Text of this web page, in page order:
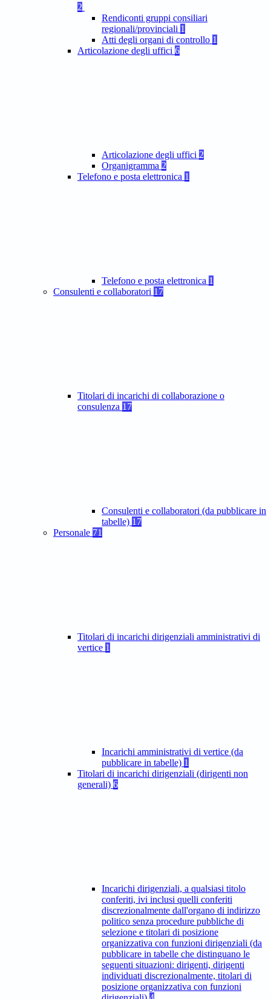
2
Rendiconti gruppi consiliari
regionali/provinciali 1
Atti degli organi di controllo 1
Articolazione degli uffici 6
Articolazione degli uffici 2
Organigramma 2
Telefono e posta elettronica 1
Telefono e posta elettronica 1
Consulenti e collaboratori 17
Titolari di incarichi di collaborazione o
consulenza 17
Consulenti e collaboratori (da pubblicare in
tabelle) 17
Personale 71
Titolari di incarichi dirigenziali amministrativi di
vertice 1
Incarichi amministrativi di vertice (da
pubblicare in tabelle) 1
Titolari di incarichi dirigenziali (dirigenti non
generali) 6
Incarichi dirigenziali, a qualsiasi titolo
conferiti, ivi inclusi quelli conferiti
discrezionalmente dall'organo di indirizzo
politico senza procedure pubbliche di
selezione e titolari di posizione
organizzativa con funzioni dirigenziali (da
pubblicare in tabelle che distinguano le
seguenti situazioni: dirigenti, dirigenti
individuati discrezionalmente, titolari di
posizione organizzativa con funzioni